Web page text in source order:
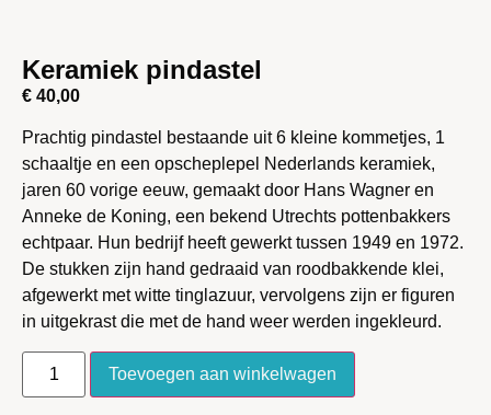
Keramiek pindastel
€ 40,00
Prachtig pindastel bestaande uit 6 kleine kommetjes, 1
schaaltje en een opscheplepel Nederlands keramiek,
jaren 60 vorige eeuw, gemaakt door Hans Wagner en
Anneke de Koning, een bekend Utrechts pottenbakkers
echtpaar. Hun bedrijf heeft gewerkt tussen 1949 en 1972.
De stukken zijn hand gedraaid van roodbakkende klei,
afgewerkt met witte tinglazuur, vervolgens zijn er figuren
in uitgekrast die met de hand weer werden ingekleurd.
Toevoegen aan winkelwagen